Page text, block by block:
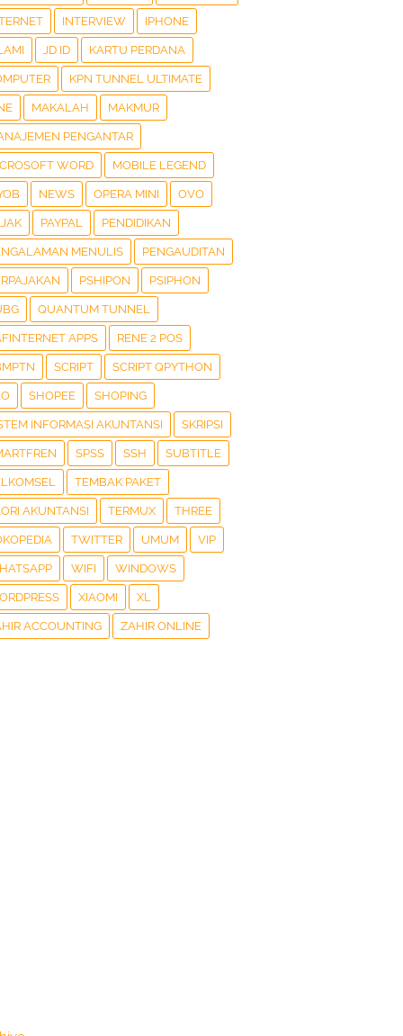
INTERVIEW IPHONE
JD ID KARTU PERDANA
KPN TUNNEL ULTIMATE
MAKALAH MAKMUR
PENGANTAR
WORD MOBILE LEGEND
NEWS OPERA MINI OVO
PAYPAL PENDIDIKAN
MENULIS PENGAUDITAN
PSHIPON PSIPHON
QUANTUM TUNNEL
APPS RENE 2 POS
SCRIPT SCRIPT QPYTHON
SHOPEE SHOPING
INFORMASI AKUNTANSI SKRIPSI
SPSS SSH SUBTITLE
TEMBAK PAKET
AKUNTANSI TERMUX THREE
TWITTER UMUM VIP
WIFI WINDOWS
XIAOMI XL
ACCOUNTING ZAHIR ONLINE